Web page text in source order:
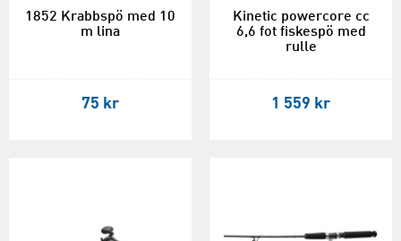
1852 Krabbspö med 10
m lina
75 kr
Kinetic powercore cc
6,6 fot fiskespö med
rulle
1 559 kr